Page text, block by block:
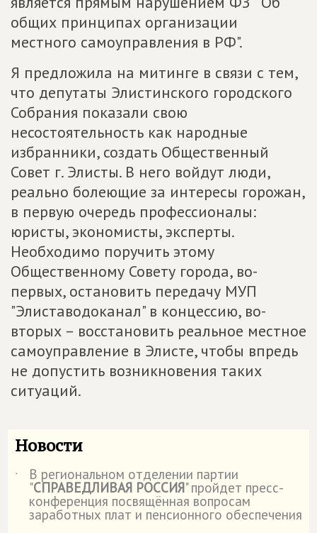
общих принципах организации
местного самоуправления в РФ".
Я предложила на митинге в связи с тем,
что депутаты Элистинского городского
Собрания показали свою
несостоятельность как народные
избранники, создать Общественный
Совет г. Элисты. В него войдут люди,
реально болеющие за интересы горожан,
в первую очередь профессионалы:
юристы, экономисты, эксперты.
Необходимо поручить этому
Общественному Совету города, во-
первых, остановить передачу МУП
"Элиставодоканал" в концессию, во-
вторых – восстановить реальное местное
самоуправление в Элисте, чтобы впредь
не допустить возникновения таких
ситуаций.
Новости
˙ В региональном отделении партии
"СПРАВЕДЛИВАЯ РОССИЯ" пройдет пресс-
конференция посвящённая вопросам
заработных плат и пенсионного обеспечения